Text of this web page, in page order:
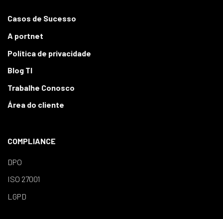
Casos de Sucesso
A portnet
Política de privacidade
Blog TI
Trabalhe Conosco
Área do cliente
COMPLIANCE
DPO
ISO 27001
LGPD